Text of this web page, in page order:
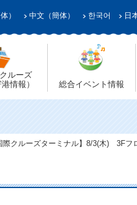
） 中文（簡体） 한국어 日
ルーズ
情報）
総合イベント情報
際クルーズターミナル】8/3(木) 3Fフ